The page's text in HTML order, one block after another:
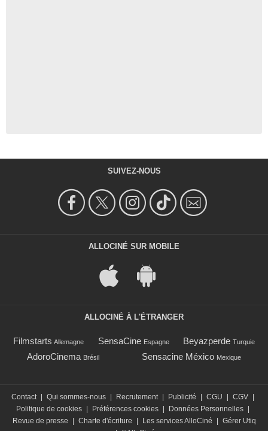
SUIVEZ-NOUS
ALLOCINÉ SUR MOBILE
ALLOCINÉ À L'ÉTRANGER
Filmstarts Allemagne SensaCine Espagne Beyazperde Turquie
AdoroCinema Brésil Sensacine México Mexique
Contact Qui sommes-nous Recrutement Publicité CGU CGV
Politique de cookies
Préférences cookies Données Personnelles
Revue de presse
Charte d'écriture Les services AlloCiné
Gérer Utiq